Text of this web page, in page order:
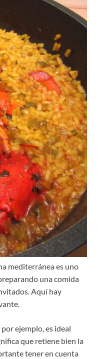
mediterránea es uno
una comida
Aquí hay
ejemplo, es ideal
que retiene bien la
tener en cuenta